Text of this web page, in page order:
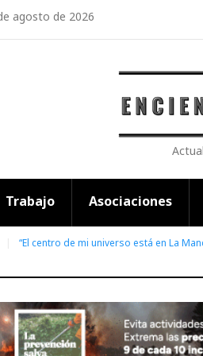
agosto de 2026
Trabajo Asociaciones
“El centro de mi universo está en La